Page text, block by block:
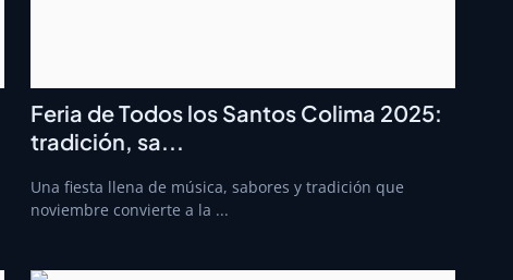
Feria de Todos los Santos Colima 2025:
tradición, sa...
Una fiesta llena de música, sabores y tradición que
noviembre convierte a la ...